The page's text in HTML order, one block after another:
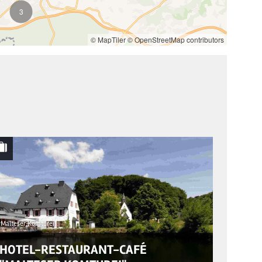
3
© MapTiler© OpenStreetMap contributors
Komturei
RESTAURANT-CAFÉ